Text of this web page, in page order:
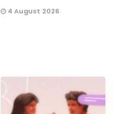
4 August 2026